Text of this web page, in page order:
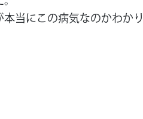
当にこの病気なのかわか